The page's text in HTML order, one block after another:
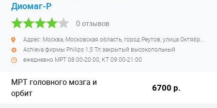
Диомаг-Р
0 отзывов
Achieva фирмы Philips 1,5 Тл закрытый высокопольный
ежедневно МРТ 08:00-20:00, КТ 09:00-21:00
МРТ головного мозга и
орбит
6700 р.